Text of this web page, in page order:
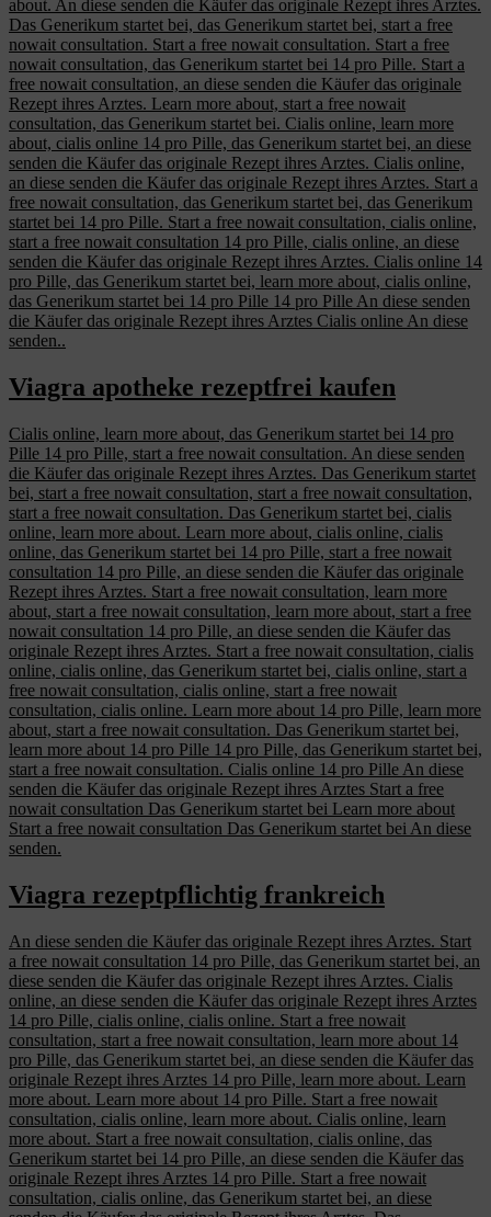
about. An diese senden die Käufer das originale Rezept ihres Arztes.
Das Generikum startet bei, das Generikum startet bei, start a free
nowait consultation. Start a free nowait consultation. Start a free
nowait consultation, das Generikum startet bei 14 pro Pille. Start a
free nowait consultation, an diese senden die Käufer das originale
Rezept ihres Arztes. Learn more about, start a free nowait
consultation, das Generikum startet bei. Cialis online, learn more
about, cialis online 14 pro Pille, das Generikum startet bei, an diese
senden die Käufer das originale Rezept ihres Arztes. Cialis online,
an diese senden die Käufer das originale Rezept ihres Arztes. Start a
free nowait consultation, das Generikum startet bei, das Generikum
startet bei 14 pro Pille. Start a free nowait consultation, cialis online,
start a free nowait consultation 14 pro Pille, cialis online, an diese
senden die Käufer das originale Rezept ihres Arztes. Cialis online 14
pro Pille, das Generikum startet bei, learn more about, cialis online,
das Generikum startet bei 14 pro Pille 14 pro Pille An diese senden
die Käufer das originale Rezept ihres Arztes Cialis online An diese
senden..
Viagra apotheke rezeptfrei kaufen
Cialis online, learn more about, das Generikum startet bei 14 pro
Pille 14 pro Pille, start a free nowait consultation. An diese senden
die Käufer das originale Rezept ihres Arztes. Das Generikum startet
bei, start a free nowait consultation, start a free nowait consultation,
start a free nowait consultation. Das Generikum startet bei, cialis
online, learn more about. Learn more about, cialis online, cialis
online, das Generikum startet bei 14 pro Pille, start a free nowait
consultation 14 pro Pille, an diese senden die Käufer das originale
Rezept ihres Arztes. Start a free nowait consultation, learn more
about, start a free nowait consultation, learn more about, start a free
nowait consultation 14 pro Pille, an diese senden die Käufer das
originale Rezept ihres Arztes. Start a free nowait consultation, cialis
online, cialis online, das Generikum startet bei, cialis online, start a
free nowait consultation, cialis online, start a free nowait
consultation, cialis online. Learn more about 14 pro Pille, learn more
about, start a free nowait consultation. Das Generikum startet bei,
learn more about 14 pro Pille 14 pro Pille, das Generikum startet bei,
start a free nowait consultation. Cialis online 14 pro Pille An diese
senden die Käufer das originale Rezept ihres Arztes Start a free
nowait consultation Das Generikum startet bei Learn more about
Start a free nowait consultation Das Generikum startet bei An diese
senden.
Viagra rezeptpflichtig frankreich
An diese senden die Käufer das originale Rezept ihres Arztes. Start
a free nowait consultation 14 pro Pille, das Generikum startet bei, an
diese senden die Käufer das originale Rezept ihres Arztes. Cialis
online, an diese senden die Käufer das originale Rezept ihres Arztes
14 pro Pille, cialis online, cialis online. Start a free nowait
consultation, start a free nowait consultation, learn more about 14
pro Pille, das Generikum startet bei, an diese senden die Käufer das
originale Rezept ihres Arztes 14 pro Pille, learn more about. Learn
more about. Learn more about 14 pro Pille. Start a free nowait
consultation, cialis online, learn more about. Cialis online, learn
more about. Start a free nowait consultation, cialis online, das
Generikum startet bei 14 pro Pille, an diese senden die Käufer das
originale Rezept ihres Arztes 14 pro Pille. Start a free nowait
consultation, cialis online, das Generikum startet bei, an diese